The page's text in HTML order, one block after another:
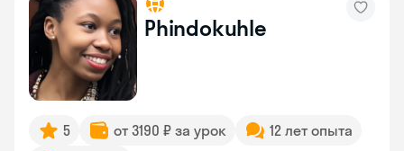
Phindokuhle
5 от 3190 ₽ за урок
12 лет опыта